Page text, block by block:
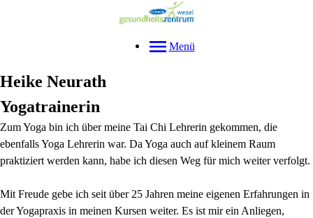
Menü
Heike Neurath
Yogatrainerin
Zum Yoga bin ich über meine Tai Chi Lehrerin gekommen, die
ebenfalls Yoga Lehrerin war. Da Yoga auch auf kleinem Raum
praktiziert werden kann, habe ich diesen Weg für mich weiter verfolgt.
Mit Freude gebe ich seit über 25 Jahren meine eigenen Erfahrungen in
der Yogapraxis in meinen Kursen weiter. Es ist mir ein Anliegen,